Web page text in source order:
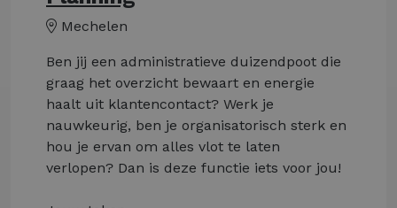
Mechelen
Ben jij een administratieve duizendpoot die
graag het overzicht bewaart en energie
haalt uit klantencontact? Werk je
nauwkeurig, ben je organisatorisch sterk en
hou je ervan om alles vlot te laten
verlopen? Dan is deze functie iets voor jou!